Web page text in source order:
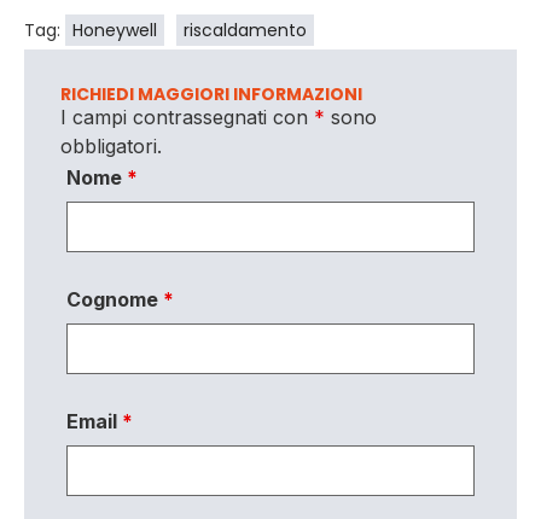
Tag: Honeywell riscaldamento
RICHIEDI MAGGIORI INFORMAZIONI
I campi contrassegnati con * sono
obbligatori.
Nome *
Cognome *
Email *